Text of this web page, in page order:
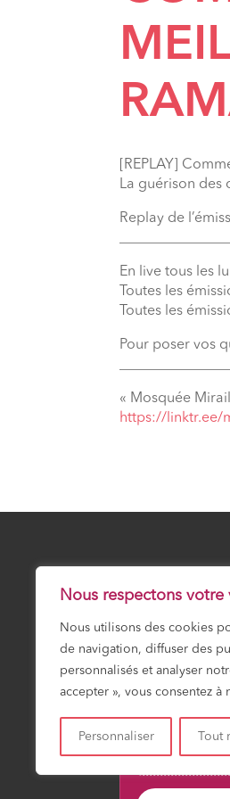
Nous respectons votre
Nous utilisons des cookies
de navigation, diffuser des
personnalisés et analyser
accepter », vous consentez
Personnaliser Tout
[REPLAY]
La guérison
Replay de
En live tous les
Toutes les
Toutes les
Pour poser vos
« Mosquée
⁠https://linktr.ee/
23 Safar 1448
Prochaine
Shuruk